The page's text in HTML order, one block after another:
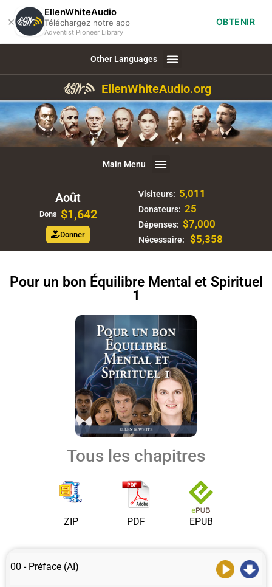
×
EllenWhiteAudio
Téléchargez notre app
Adventist Pioneer Library
OBTENIR
Other Languages
EllenWhiteAudio.org
Main Menu
Août
Dons $1,642
Donner
Visiteurs: 5,011
Donateurs: 25
Dépenses: $7,000
Nécessaire: $5,358
Pour un bon Équilibre Mental et Spirituel
1
Tous les chapitres
ZIP PDF EPUB
00 - Préface (AI)